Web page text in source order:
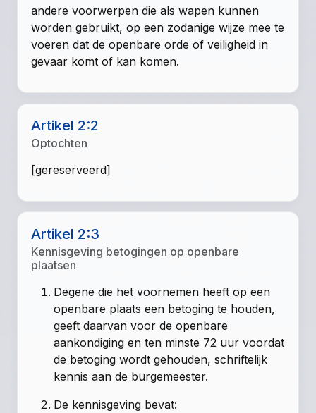
andere voorwerpen die als wapen kunnen
worden gebruikt, op een zodanige wijze mee te
voeren dat de openbare orde of veiligheid in
gevaar komt of kan komen.
Artikel 2:2
Optochten
[gereserveerd]
Artikel 2:3
Kennisgeving betogingen op openbare
plaatsen
Degene die het voornemen heeft op een
openbare plaats een betoging te houden,
geeft daarvan voor de openbare
aankondiging en ten minste 72 uur voordat
de betoging wordt gehouden, schriftelijk
kennis aan de burgemeester.
De kennisgeving bevat: